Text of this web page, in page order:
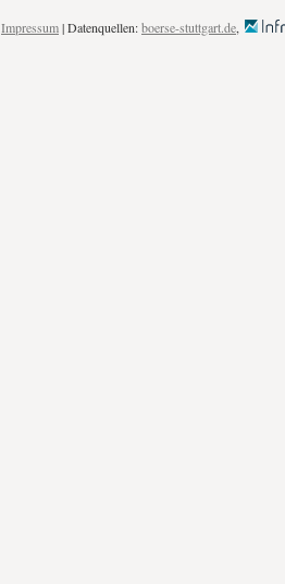
Impressum| Datenquellen:boerse-stuttgart.de,